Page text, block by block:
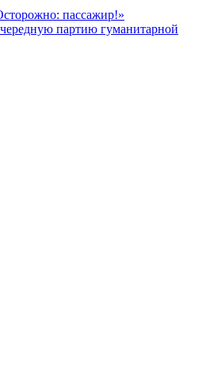
пассажир!»
партию гуманитарной